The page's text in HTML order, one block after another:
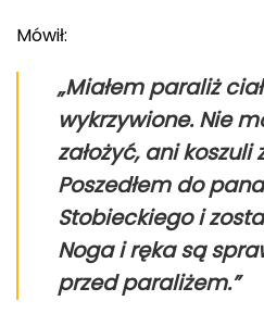
Mówił:
„Miałem paraliż
wykrzywione. Nie
założyć, ani koszuli
Poszedłem do
Stobieckiego i
Noga i ręka są
przed paraliżem.”